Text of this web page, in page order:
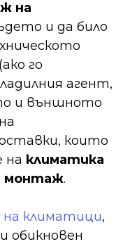
на
и да било
(ако го
агент,
и външното
на
които
на климатика
монтаж.
климатици,
обикновен